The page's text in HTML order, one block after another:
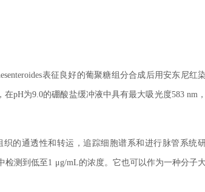
表征良好的葡聚糖组分合成后用安东尼红染
pH为9.0的硼酸盐缓冲液中具有最大吸光度583 nm，
织的通透性和转运，追踪细胞谱系和进行脉管系统
测到低至1 μg/mL的浓度。它也可以作为一种分子大